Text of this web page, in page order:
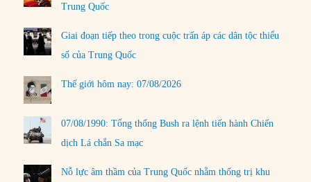
Trung Quốc
Giai đoạn tiếp theo trong cuộc trấn áp các dân tộc thiểu
số của Trung Quốc
Thế giới hôm nay: 07/08/2026
07/08/1990: Tổng thống Bush ra lệnh tiến hành Chiến
dịch Lá chắn Sa mạc
Nỗ lực âm thầm của Trung Quốc nhằm thống trị khu